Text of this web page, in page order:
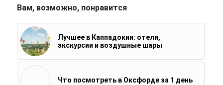
Вам, возможно, понравится
Лучшее в Каппадокии: отели,
экскурсии и воздушные шары
Что посмотреть в Оксфорде за 1 день